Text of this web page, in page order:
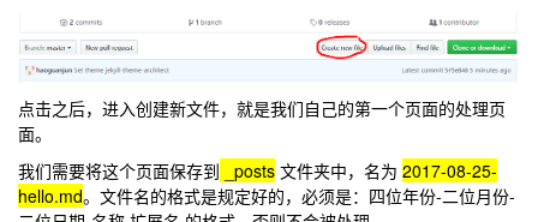
点击之后，进入创建新文件，就是我们自己的第一个页面的处理页
面。
我们需要将这个页面保存到 _posts 文件夹中，名为 2017-08-25-
hello.md。文件名的格式是规定好的，必须是：四位年份-二位月份-